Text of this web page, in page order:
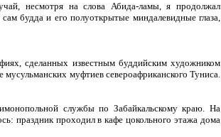
несмотря на слова Абида-ламы, я продолжал
будда и его полуоткрытые миндалевидные глаза,
сделанных известным буддийским художником
муфтиев североафриканского Туниса.
службы по Забайкальскому краю. На
праздник проходил в кафе цокольного этажа дома